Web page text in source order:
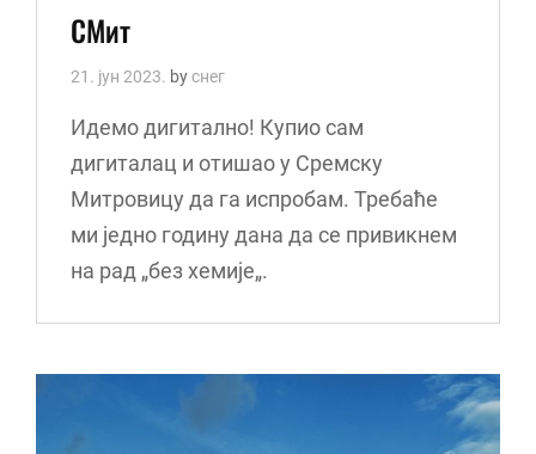
Links
СМит
21. јун 2023. byснег
Идемо дигитално! Купио сам
дигиталац и отишао у Сремску
Митровицу да га испробам. Требаће
ми једно годину дана да се привикнем
на рад „без хемије„.